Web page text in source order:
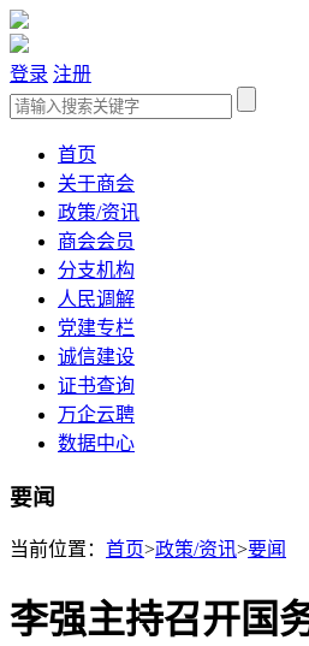
登录 注册
首页
关于商会
政策/资讯
商会会员
分支机构
人民调解
党建专栏
诚信建设
证书查询
万企云聘
数据中心
要闻
当前位置： 首页>政策/资讯>要闻
李强主持召开国